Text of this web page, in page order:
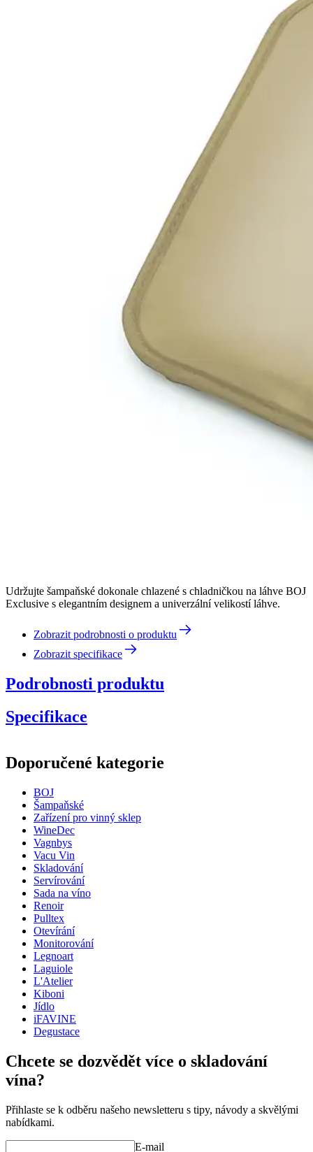
Udržujte šampaňské dokonale chlazené s chladničkou na láhve BOJ
Exclusive s elegantním designem a univerzální velikostí láhve.
Zobrazit podrobnosti o produktu
Zobrazit specifikace
Podrobnosti produktu
Specifikace
Číslo produktu1237004
Rozměry (ŠxVxH cm)
Hmotnost (kg)0.36
Výška (cm)
Hloubka (cm)
Doporučené kategorie
BOJ
Šampaňské
Zařízení pro vinný sklep
WineDec
Vagnbys
Vacu Vin
Skladování
Servírování
Sada na víno
Renoir
Pulltex
Otevírání
Monitorování
Legnoart
Laguiole
L'Atelier
Kiboni
Jídlo
iFAVINE
Degustace
Chcete se dozvědět více o skladování
vína?
Přihlaste se k odběru našeho newsletteru s tipy, návody a skvělými
nabídkami.
E-mail